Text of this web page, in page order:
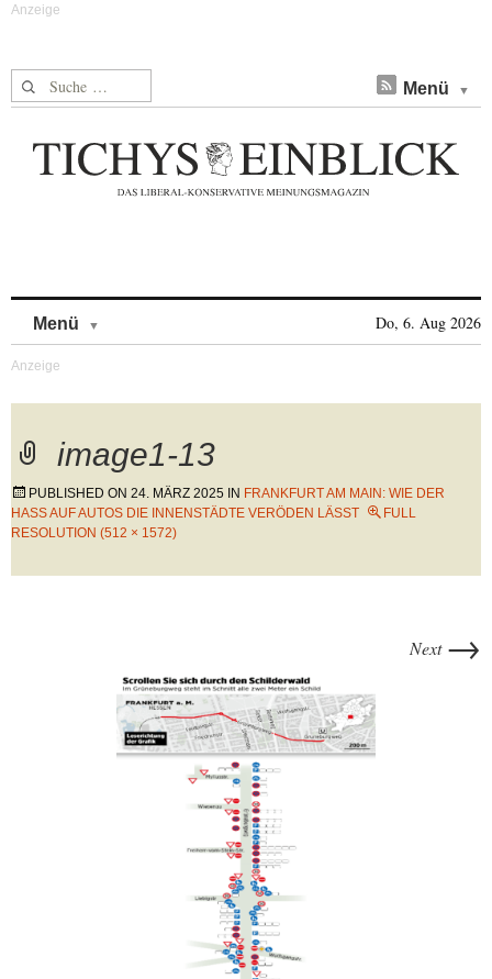
Suche nach: Menü
Menü Do, 6. Aug 2026
image1-13
PUBLISHED ON 24. MÄRZ 2025 IN FRANKFURT AM MAIN: WIE DER
HASS AUF AUTOS DIE INNENSTÄDTE VERÖDEN LÄSST
FULL
RESOLUTION (512 × 1572)
Next →